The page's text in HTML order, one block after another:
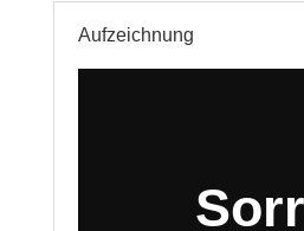
Aufzeichnung